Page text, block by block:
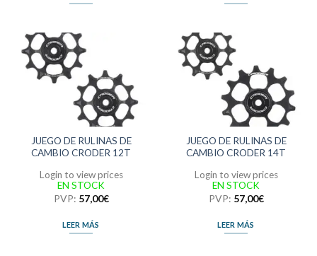
JUEGO DE RULINAS DE
CAMBIO CRODER 12T
Login to view prices
EN STOCK
PVP: 57,00€
LEER MÁS
JUEGO DE RULINAS DE
CAMBIO CRODER 14T
Login to view prices
EN STOCK
PVP: 57,00€
LEER MÁS